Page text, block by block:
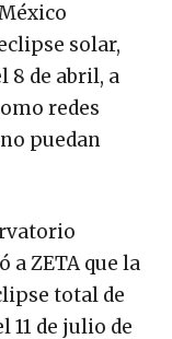
solar,
8 de abril, a
redes
puedan
ZETA que la
total de
11 de julio de